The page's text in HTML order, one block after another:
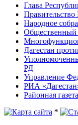
Глава
Правительство
Народное
Общественный
Дагестан
РД
Управление
РИА
Районная
*